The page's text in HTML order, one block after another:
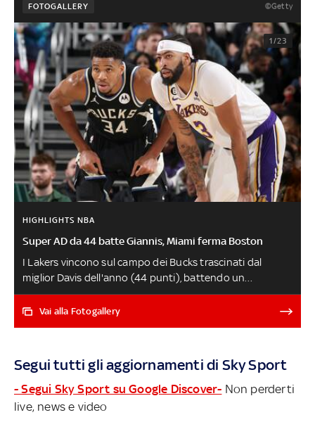
FOTOGALLERY ©Getty
1/23
HIGHLIGHTS NBA
Super AD da 44 batte Giannis, Miami ferma Boston
I Lakers vincono sul campo dei Bucks trascinati dal
miglior Davis dell'anno (44 punti), battendo un
Antetokounmpo da 40 punti e rovinando il ritorno in
campo di Middleton. Miami ritrova Butler e ferma la corsa
Atlanta e manca l'aggancio in vetta a Ovest, dove
risalgono Memphis e New Orleans. Decimo successo in
casa per Golden State che supera Chicago
Vai alla Fotogallery
Segui tutti gli aggiornamenti di Sky Sport
- Segui Sky Sport su Google Discover- Non perderti
live, news e video